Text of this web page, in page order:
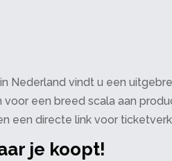
Nederland vindt u een
voor een breed scala aan
een directe link voor
je koopt!